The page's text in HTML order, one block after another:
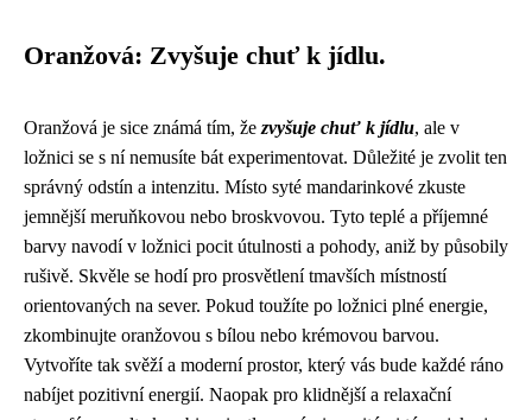
Oranžová: Zvyšuje chuť k jídlu.
Oranžová je sice známá tím, že zvyšuje chuť k jídlu, ale v
ložnici se s ní nemusíte bát experimentovat. Důležité je zvolit ten
správný odstín a intenzitu. Místo syté mandarinkové zkuste
jemnější meruňkovou nebo broskvovou. Tyto teplé a příjemné
barvy navodí v ložnici pocit útulnosti a pohody, aniž by působily
rušivě. Skvěle se hodí pro prosvětlení tmavších místností
orientovaných na sever. Pokud toužíte po ložnici plné energie,
zkombinujte oranžovou s bílou nebo krémovou barvou.
Vytvoříte tak svěží a moderní prostor, který vás bude každé ráno
nabíjet pozitivní energií. Naopak pro klidnější a relaxační